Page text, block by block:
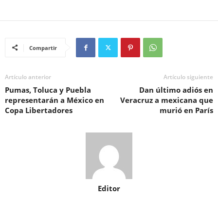
Compartir
Artículo anterior
Pumas, Toluca y Puebla
representarán a México en
Copa Libertadores
Artículo siguiente
Dan último adiós en
Veracruz a mexicana que
murió en París
Editor